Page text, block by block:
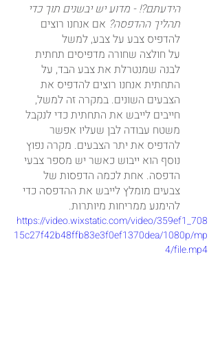
הידעתם?! - מדוע יש יבשנים תוך כדי
תהליך ההדפסה? אם אנחנו רוצים
להדפיס צבע על צבע, למשל
על חולצה שחורה מדפיסים תחתית
לבנה שמנטרלת את צבע הבד, על
התחתית אנחנו רוצים להדפיס את
הצבעים השונים. במקרה זה למשל,
חייבים לייבש את התחתית כדי לנקבל
משטח עבודה לבן שעליו אפשר
להדפיס את יתר הצבעים. מקרה נפוץ
נוסף הוא ייבוש כאשר יש מספר צבעי
הדפסה. אחת לכמה הדפסות של
צבעים מומלץ לייבש את ההדפסה כדי
להימנע ממריחות מיותרות.
https://video.wixstatic.com/video/359ef1_708
15c27f42b48ffb83e3f0ef1370dea/1080p/mp
4/file.mp4